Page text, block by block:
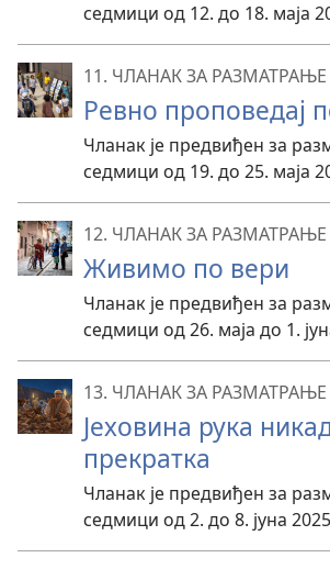
седмици од 12. до 18. маја
11. ЧЛАНАК ЗА РАЗМАТРАЊЕ
Ревно проповедај
Чланак је предвиђен за
седмици од 19. до 25. маја
12. ЧЛАНАК ЗА РАЗМАТРАЊЕ
Живимо по вери
Чланак је предвиђен за
седмици од 26. маја до 1.
13. ЧЛАНАК ЗА РАЗМАТРАЊЕ
Јеховина рука
прекратка
Чланак је предвиђен за
седмици од 2. до 8. јуна